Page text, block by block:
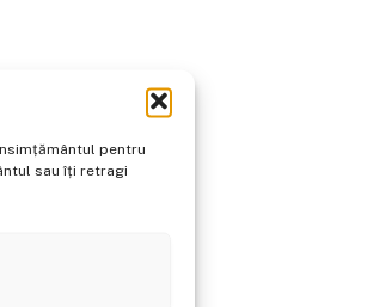
pentru
sau îți retragi